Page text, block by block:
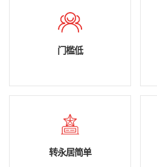
门槛低
转永居简单